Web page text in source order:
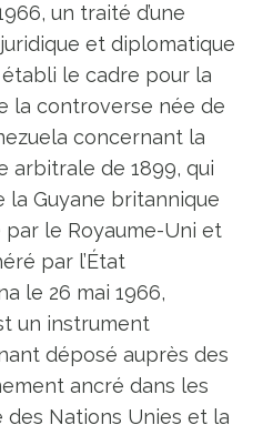
un traité d’une
et diplomatique
le cadre pour la
la controverse née de
concernant la
arbitrale de 1899, qui
Guyane britannique
par le Royaume-Uni et
par l’État
le 26 mai 1966,
un instrument
déposé auprès des
ancré dans les
Nations Unies et la